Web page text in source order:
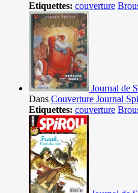
Etiquettes: couverture
Journal de
Dans Couverture Journal
Etiquettes: couverture